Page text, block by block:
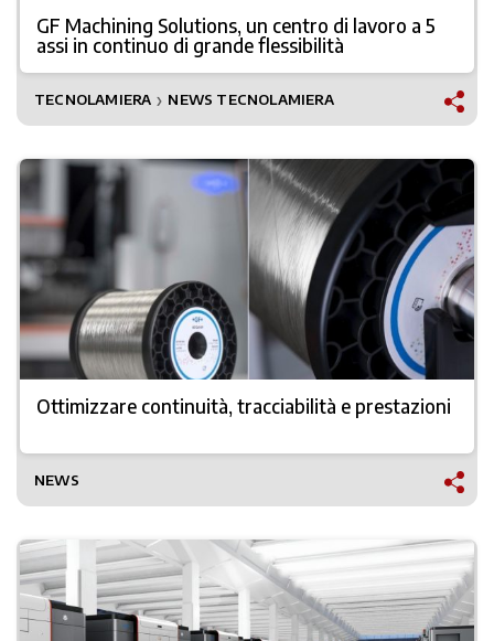
GF Machining Solutions, un centro di lavoro a 5
assi in continuo di grande flessibilità
TECNOLAMIERA ❯ NEWS TECNOLAMIERA
Ottimizzare continuità, tracciabilità e prestazioni
NEWS